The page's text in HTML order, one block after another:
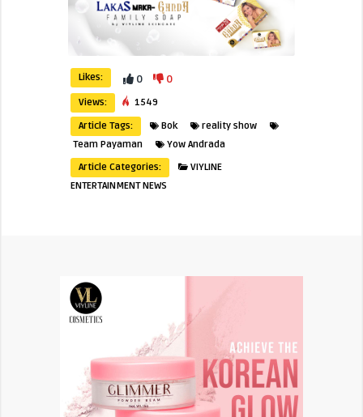
Likes: 0 0
Views:
1549
Article Tags:
Bok
reality show
Team Payaman
Yow Andrada
Article Categories:
VIYLINE
ENTERTAINMENT NEWS